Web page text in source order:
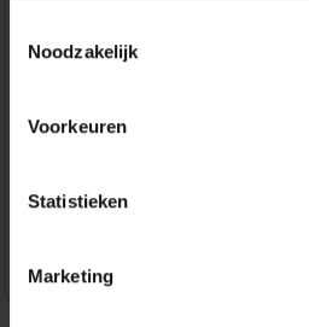
Noodzakelijk
Voorkeuren
Statistieken
Marketing
BeHello
Veilig en snel betalen